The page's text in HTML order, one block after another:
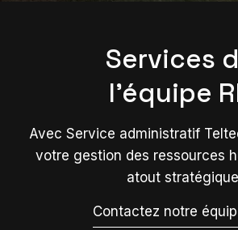
Services
l’équipe
Avec Service administratif
votre gestion des ressources
atout
Contactez notre